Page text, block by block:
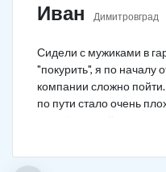
Иван Димитровград
Сидели с мужиками в
"покурить", я по началу
компании сложно
по пути стало очень
чувствовал что точно,
что быстро приехали,